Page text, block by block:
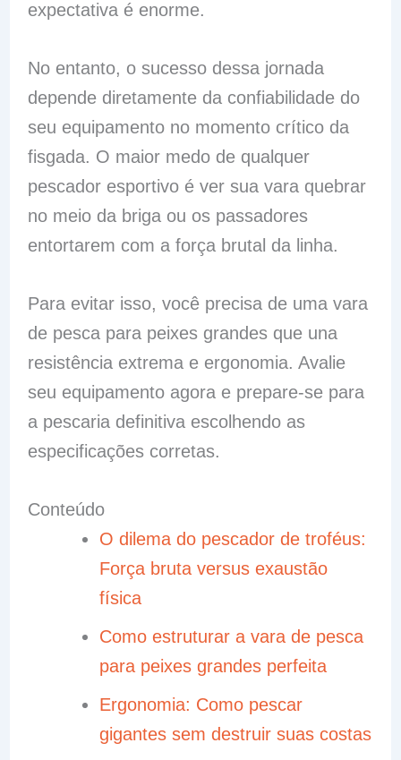
expectativa é enorme.
No entanto, o sucesso dessa jornada
depende diretamente da confiabilidade do
seu equipamento no momento crítico da
fisgada. O maior medo de qualquer
pescador esportivo é ver sua vara quebrar
no meio da briga ou os passadores
entortarem com a força brutal da linha.
Para evitar isso, você precisa de uma vara
de pesca para peixes grandes que una
resistência extrema e ergonomia. Avalie
seu equipamento agora e prepare-se para
a pescaria definitiva escolhendo as
especificações corretas.
Conteúdo
O dilema do pescador de troféus:
Força bruta versus exaustão
física
Como estruturar a vara de pesca
para peixes grandes perfeita
Ergonomia: Como pescar
gigantes sem destruir suas costas